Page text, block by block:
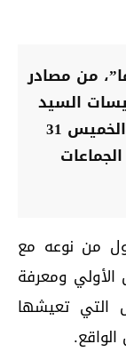
من مصادر
السيد
عبد اللطيف النحلي، اجتمع اليوم، الخميس 31
الجماعات
من نوعه مع
الأولي ومعرفة
التي تعيشها